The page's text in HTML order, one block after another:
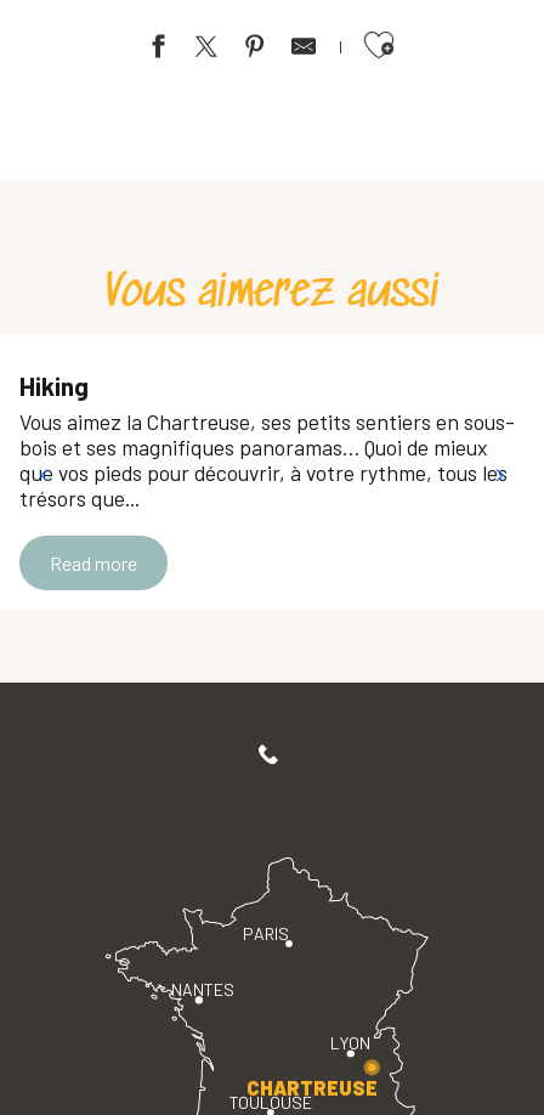
Ajouter aux favoris
Vous aimerez aussi
Hiking
Vous aimez la Chartreuse, ses petits sentiers en sous-
bois et ses magnifiques panoramas… Quoi de mieux
que vos pieds pour découvrir, à votre rythme, tous les
trésors que...
Read more
PARIS
LYON
TOULOUSE
NANTES
CHARTREUSE